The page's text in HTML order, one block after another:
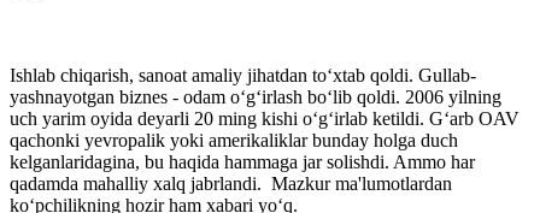
Ishlab chiqarish, sanoat amaliy jihatdan to‘xtab qoldi. Gullab-
yashnayotgan biznes - odam o‘g‘irlash bo‘lib qoldi. 2006 yilning
uch yarim oyida deyarli 20 ming kishi o‘g‘irlab ketildi. G‘arb OAV
qachonki yevropalik yoki amerikaliklar bunday holga duch
kelganlaridagina, bu haqida hammaga jar solishdi. Ammo har
qadamda mahalliy xalq jabrlandi. Mazkur ma'lumotlardan
ko‘pchilikning hozir ham xabari yo‘q.